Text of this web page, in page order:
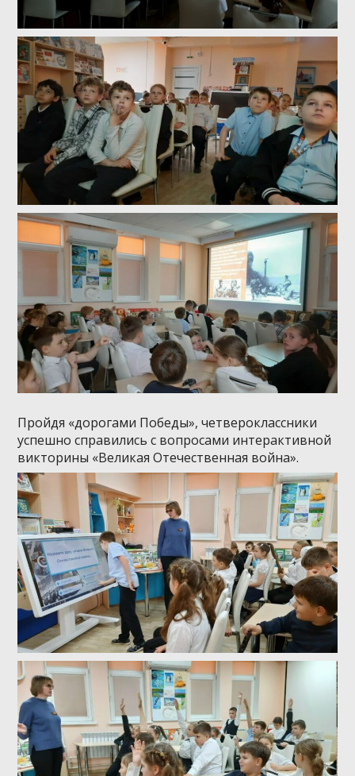
Пройдя «дорогами Победы», четвероклассники
успешно справились с вопросами интерактивной
викторины «Великая Отечественная война».